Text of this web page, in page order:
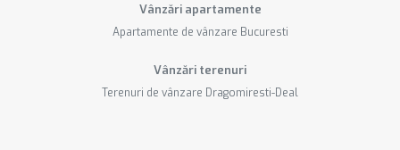
Vânzări apartamente
Apartamente de vânzare Bucuresti
Vânzări terenuri
Terenuri de vânzare Dragomiresti-Deal